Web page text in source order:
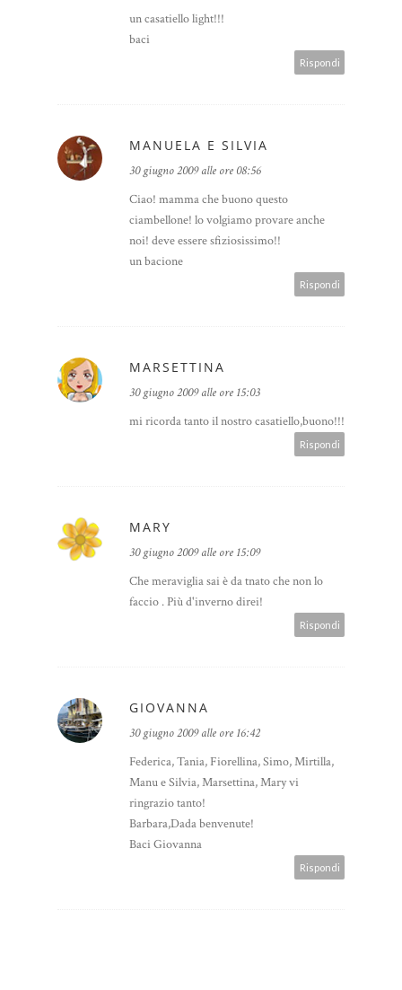
un casatiello light!!!
baci
Rispondi
MANUELA E SILVIA
30 giugno 2009 alle ore 08:56
Ciao! mamma che buono questo
ciambellone! lo volgiamo provare anche
noi! deve essere sfiziosissimo!!
un bacione
Rispondi
MARSETTINA
30 giugno 2009 alle ore 15:03
mi ricorda tanto il nostro casatiello,buono!!!
Rispondi
MARY
30 giugno 2009 alle ore 15:09
Che meraviglia sai è da tnato che non lo
faccio . Più d'inverno direi!
Rispondi
GIOVANNA
30 giugno 2009 alle ore 16:42
Federica, Tania, Fiorellina, Simo, Mirtilla,
Manu e Silvia, Marsettina, Mary vi
ringrazio tanto!
Barbara,Dada benvenute!
Baci Giovanna
Rispondi